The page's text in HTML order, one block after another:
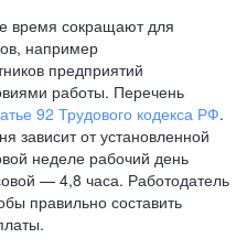
время сокращают для
например
предприятий
работы. Перечень
92 Трудового кодекса РФ.
зависит от установленной
неделе рабочий день
—4,8 часа. Работодатель
правильно составить